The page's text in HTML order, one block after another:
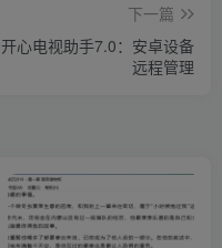
下一篇
开心电视助手7.0：安卓设备
远程管理